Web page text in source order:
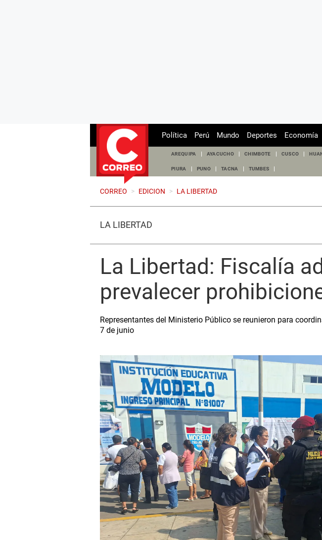
Política Perú Mundo Deportes Economía
AREQUIPA AYACUCHO CHIMBOTE CUSCO
PIURA PUNO TACNA TUMBES
CORREO > EDICION > LA LIBERTAD
LA LIBERTAD
La Libertad: Fiscalía
prevalecer
Representantes del Ministerio Público se reunieron para
7 de junio